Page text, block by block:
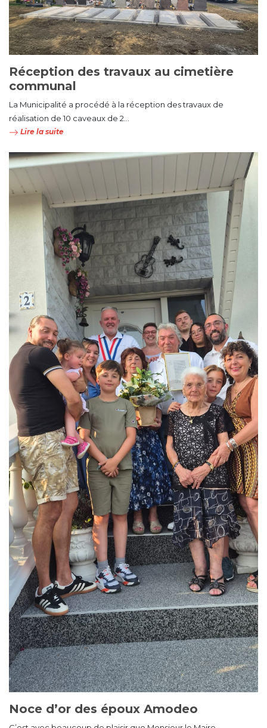
Réception des travaux au cimetière
communal
La Municipalité a procédé à la réception des travaux de
réalisation de 10 caveaux de 2...
Lire la suite
Noce d’or des époux Amodeo